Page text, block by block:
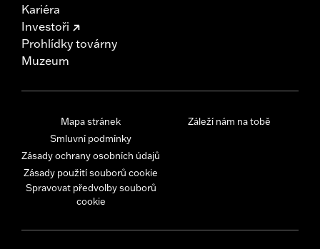
Kariéra
Investoři
Prohlídky továrny
Muzeum
Mapa stránek
Smluvní podmínky
Zásady ochrany osobních údajů
Zásady použití souborů cookie
Spravovat předvolby souborů
cookie
Záleží nám na tobě